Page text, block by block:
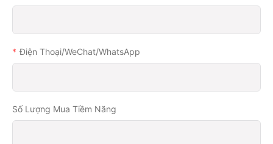
Điện Thoại/WeChat/WhatsApp
Số Lượng Mua Tiềm Năng